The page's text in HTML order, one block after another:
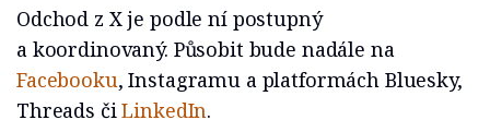
Odchod z X je podle ní postupný
a koordinovaný. Působit bude nadále na
Facebooku, Instagramu a platformách Bluesky,
Threads čiLinkedIn.